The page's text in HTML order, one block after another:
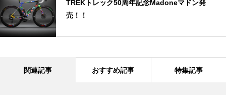
TREKトレック50周年記念Madoneマドン発
売！！
関連記事 おすすめ記事 特集記事